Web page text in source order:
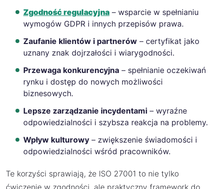
Zgodność regulacyjna – wsparcie w spełnianiu
wymogów GDPR i innych przepisów prawa.
Zaufanie klientów i partnerów – certyfikat jako
uznany znak dojrzałości i wiarygodności.
Przewaga konkurencyjna – spełnianie oczekiwań
rynku i dostęp do nowych możliwości
biznesowych.
Lepsze zarządzanie incydentami – wyraźne
odpowiedzialności i szybsza reakcja na problemy.
Wpływ kulturowy – zwiększenie świadomości i
odpowiedzialności wśród pracowników.
Te korzyści sprawiają, że ISO 27001 to nie tylko
ćwiczenie w zgodności, ale praktyczny framework do